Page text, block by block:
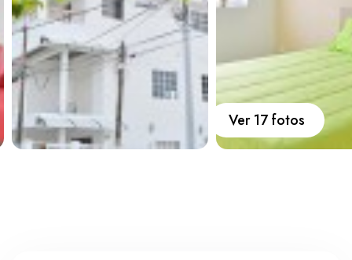
Guía de turismo Nosotros
Ver 17 fotos